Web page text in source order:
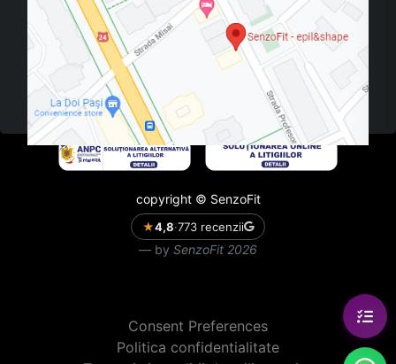
copyright © SenzoFit
★4,8·773 recenzii
by SenzoFit 2026
Consent Preferences
Politica confidentialitate